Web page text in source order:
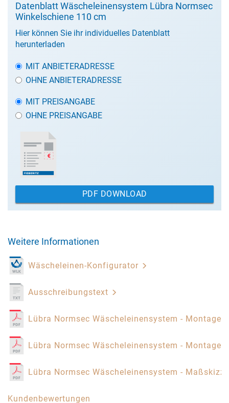
Datenblatt Wäscheleinensystem Lübra Normsec
Winkelschiene 110 cm
Hier können Sie ihr individuelles Datenblatt
herunterladen
MIT ANBIETERADRESSE
OHNE ANBIETERADRESSE
MIT PREISANGABE
OHNE PREISANGABE
PDF DOWNLOAD
Weitere Informationen
Wäscheleinen-Konfigurator
Ausschreibungstext
Lübra Normsec Wäscheleinensystem -
Lübra Normsec Wäscheleinensystem -
Lübra Normsec Wäscheleinensystem -
Kundenbewertungen